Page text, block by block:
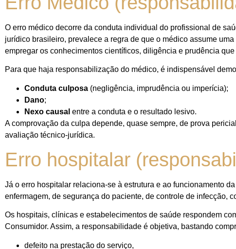
O erro médico decorre da conduta individual do profissional de
jurídico brasileiro, prevalece a regra de que o médico assume
empregar os conhecimentos científicos, diligência e prudência
Para que haja responsabilização do médico, é indispensável
Conduta culposa (negligência, imprudência ou imperícia);
Dano;
Nexo causal entre a conduta e o resultado lesivo.
A comprovação da culpa depende, quase sempre, de prova
avaliação técnico-jurídica.
Erro hospitalar
Já o erro hospitalar relaciona-se à estrutura e ao funcionamento
enfermagem, de segurança do paciente, de controle de infecção,
Os hospitais, clínicas e estabelecimentos de saúde respondem
Consumidor. Assim, a responsabilidade é objetiva, bastando
defeito na prestação do serviço,